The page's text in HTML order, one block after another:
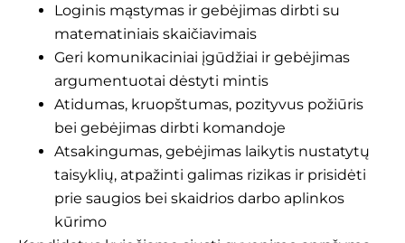
Loginis mąstymas ir gebėjimas dirbti su
matematiniais skaičiavimais
Geri komunikaciniai įgūdžiai ir gebėjimas
argumentuotai dėstyti mintis
Atidumas, kruopštumas, pozityvus požiūris
bei gebėjimas dirbti komandoje
Atsakingumas, gebėjimas laikytis nustatytų
taisyklių, atpažinti galimas rizikas ir prisidėti
prie saugios bei skaidrios darbo aplinkos
kūrimo